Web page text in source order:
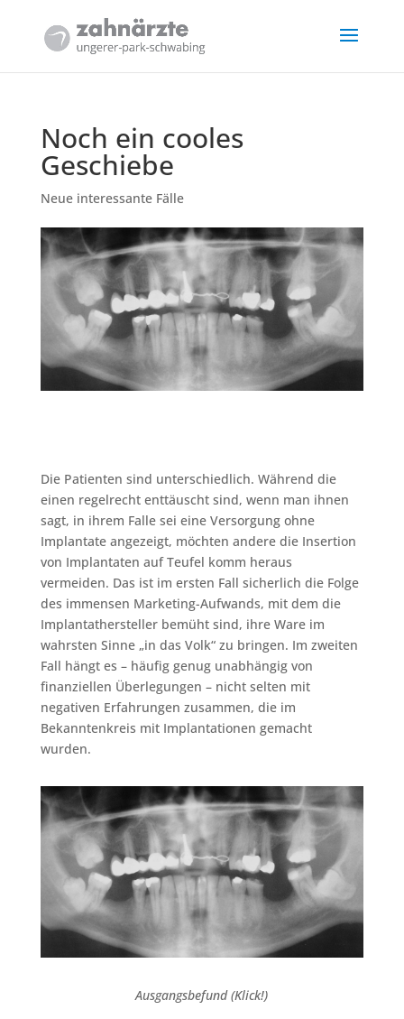
Noch ein cooles
Geschiebe
Neue interessante Fälle
Die Patienten sind unterschiedlich. Während die
einen regelrecht enttäuscht sind, wenn man ihnen
sagt, in ihrem Falle sei eine Versorgung ohne
Implantate angezeigt, möchten andere die Insertion
von Implantaten auf Teufel komm heraus
vermeiden. Das ist im ersten Fall sicherlich die Folge
des immensen Marketing-Aufwands, mit dem die
Implantathersteller bemüht sind, ihre Ware im
wahrsten Sinne „in das Volk“ zu bringen. Im zweiten
Fall hängt es – häufig genug unabhängig von
finanziellen Überlegungen – nicht selten mit
negativen Erfahrungen zusammen, die im
Bekanntenkreis mit Implantationen gemacht
wurden.
Ausgangsbefund (Klick!)